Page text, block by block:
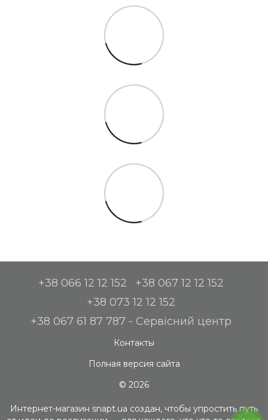
+38 066 12 12 152
+38 067 12 12 152
+38 073 12 12 152
+38 067 61 87 787 - Сервісний центр
Контакты
Полная версия сайта
© 2026
Интернет-магазин snapt.ua создан, чтобы упростить путь